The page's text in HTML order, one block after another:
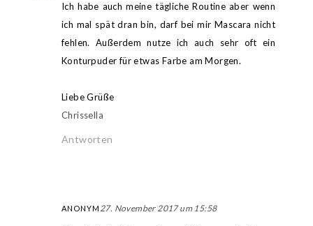
Ich habe auch meine tägliche Routine aber wenn
ich mal spät dran bin, darf bei mir Mascara nicht
fehlen. Außerdem nutze ich auch sehr oft ein
Konturpuder für etwas Farbe am Morgen.
Liebe Grüße
Chrissella
Antworten
ANONYM27. November 2017 um 15:58